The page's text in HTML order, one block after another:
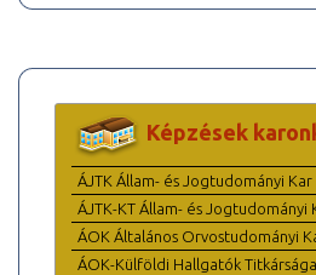
Képzések
ÁJTK Állam- és Jogtudományi Kar
ÁJTK-KT Állam- és Jogtudományi
ÁOK Általános Orvostudományi
ÁOK-Külföldi Hallgatók Titkársága